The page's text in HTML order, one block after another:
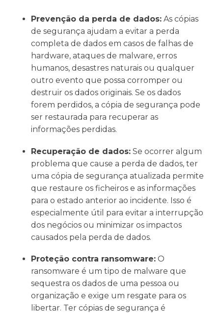
Prevenção da perda de dados:As cópias
de segurança ajudam a evitar a perda
completa de dados em casos de falhas de
hardware, ataques de malware, erros
humanos, desastres naturais ou qualquer
outro evento que possa corromper ou
destruir os dados originais. Se os dados
forem perdidos, a cópia de segurança pode
ser restaurada para recuperar as
informações perdidas.
Recuperação de dados:Se ocorrer algum
problema que cause a perda de dados, ter
uma cópia de segurança atualizada permite
que restaure os ficheiros e as informações
para o estado anterior ao incidente. Isso é
especialmente útil para evitar a interrupção
dos negócios ou minimizar os impactos
causados pela perda de dados.
Proteção contra ransomware:O
ransomware é um tipo de malware que
sequestra os dados de uma pessoa ou
organização e exige um resgate para os
libertar. Ter cópias de segurança é